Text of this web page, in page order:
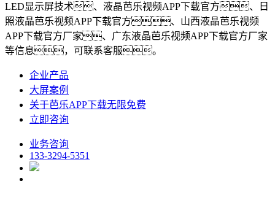
LED显示屏技术、液晶芭乐视频APP下载官方、日
照液晶芭乐视频APP下载官方、山西液晶芭乐视频
APP下载官方厂家、广东液晶芭乐视频APP下载官方厂家
等信息，可联系客服。
企业产品
大屏案例
关于芭乐APP下载无限免费
立即咨询
业务咨询
133-3294-5351